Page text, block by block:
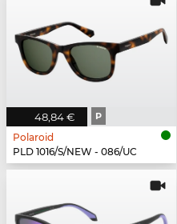
48,84 € P
Polaroid
PLD 1016/S/NEW - 086/UC